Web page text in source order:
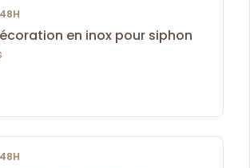
en inox pour siphon